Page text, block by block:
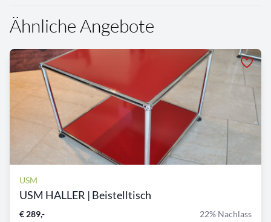
Ähnliche Angebote
USM
USM HALLER | Beistelltisch
€ 289,- 22% Nachlass